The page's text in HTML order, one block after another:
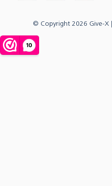
© Copyright 2026 Give-X